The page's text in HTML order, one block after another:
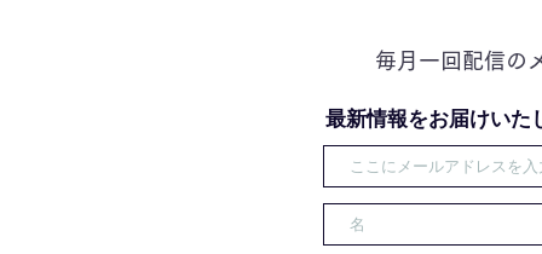
毎月一回配信の
最新情報をお届けいた